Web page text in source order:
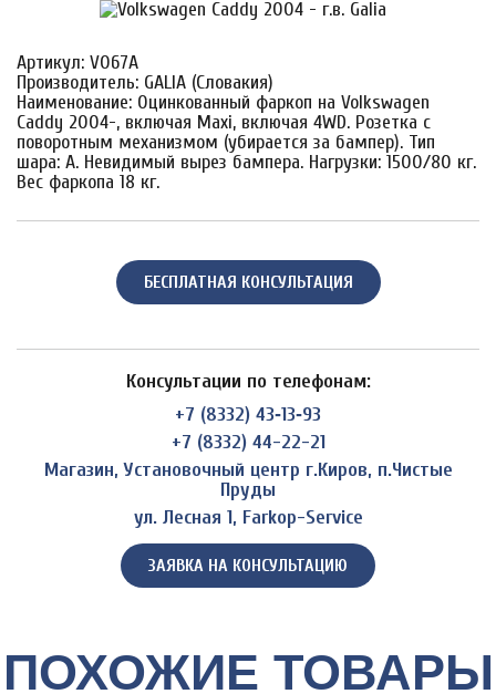
Артикул: V067A
Производитель: GALIA (Словакия)
Наименование: Оцинкованный фаркоп на Volkswagen
Caddy 2004-, включая Maxi, включая 4WD. Розетка с
поворотным механизмом (убирается за бампер). Тип
шара: A. Невидимый вырез бампера. Нагрузки: 1500/80 кг.
Вес фаркопа 18 кг.
БЕСПЛАТНАЯ КОНСУЛЬТАЦИЯ
Консультации по телефонам:
+7 (8332) 43‑13‑93
+7 (8332) 44-22-21
Магазин, Установочный центр г.Киров, п.Чистые
Пруды
ул. Лесная 1, Farkop-Service
ЗАЯВКА НА КОНСУЛЬТАЦИЮ
ПОХОЖИЕ ТОВАРЫ